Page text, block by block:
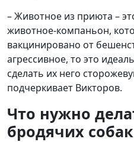
– Животное из приюта –
животное-компаньон,
вакцинировано от
агрессивное, то это
сделать их него
подчеркивает Викторов.
Что нужно
бродячих